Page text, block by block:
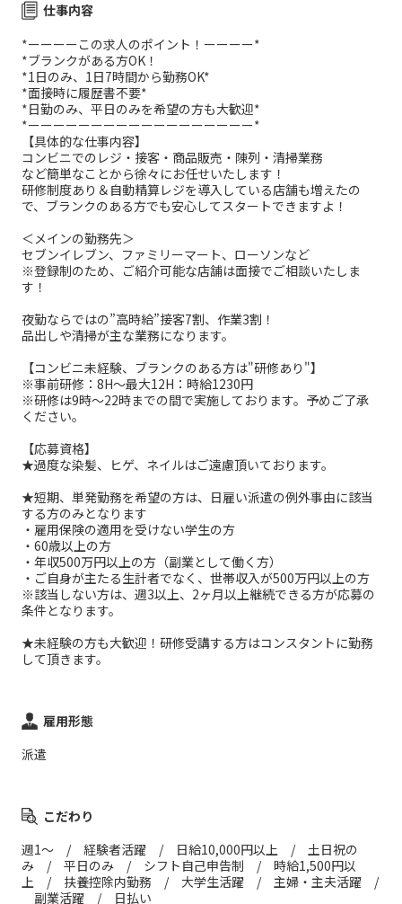
仕事内容
*ーーーーこの求人のポイント！ーーーー*
*ブランクがある方OK！
*1日のみ、1日7時間から勤務OK*
*面接時に履歴書不要*
*日勤のみ、平日のみを希望の方も大歓迎*
*ーーーーーーーーーーーーーーーーーー*
【具体的な仕事内容】
コンビニでのレジ・接客・商品販売・陳列・清掃業務
など簡単なことから徐々にお任せいたします！
研修制度あり＆自動精算レジを導入している店舗も増えたの
で、ブランクのある方でも安心してスタートできますよ！
＜メインの勤務先＞
セブンイレブン、ファミリーマート、ローソンなど
※登録制のため、ご紹介可能な店舗は面接でご相談いたしま
す！
夜勤ならではの”高時給”接客7割、作業3割！
品出しや清掃が主な業務になります。
【コンビニ未経験、ブランクのある方は"研修あり"】
※事前研修：8H～最大12H：時給1230円
※研修は9時～22時までの間で実施しております。予めご了承
ください。
【応募資格】
★過度な染髪、ヒゲ、ネイルはご遠慮頂いております。
★短期、単発勤務を希望の方は、日雇い派遣の例外事由に該当
する方のみとなります
・雇用保険の適用を受けない学生の方
・60歳以上の方
・年収500万円以上の方（副業として働く方）
・ご自身が主たる生計者でなく、世帯収入が500万円以上の方
※該当しない方は、週3以上、2ヶ月以上継続できる方が応募の
条件となります。
★未経験の方も大歓迎！研修受講する方はコンスタントに勤務
して頂きます。
雇用形態
派遣
こだわり
週1～ / 経験者活躍 / 日給10,000円以上 / 土日祝の
み / 平日のみ / シフト自己申告制 / 時給1,500円以
上 / 扶養控除内勤務 / 大学生活躍 / 主婦・主夫活躍 /
副業活躍 / 日払い